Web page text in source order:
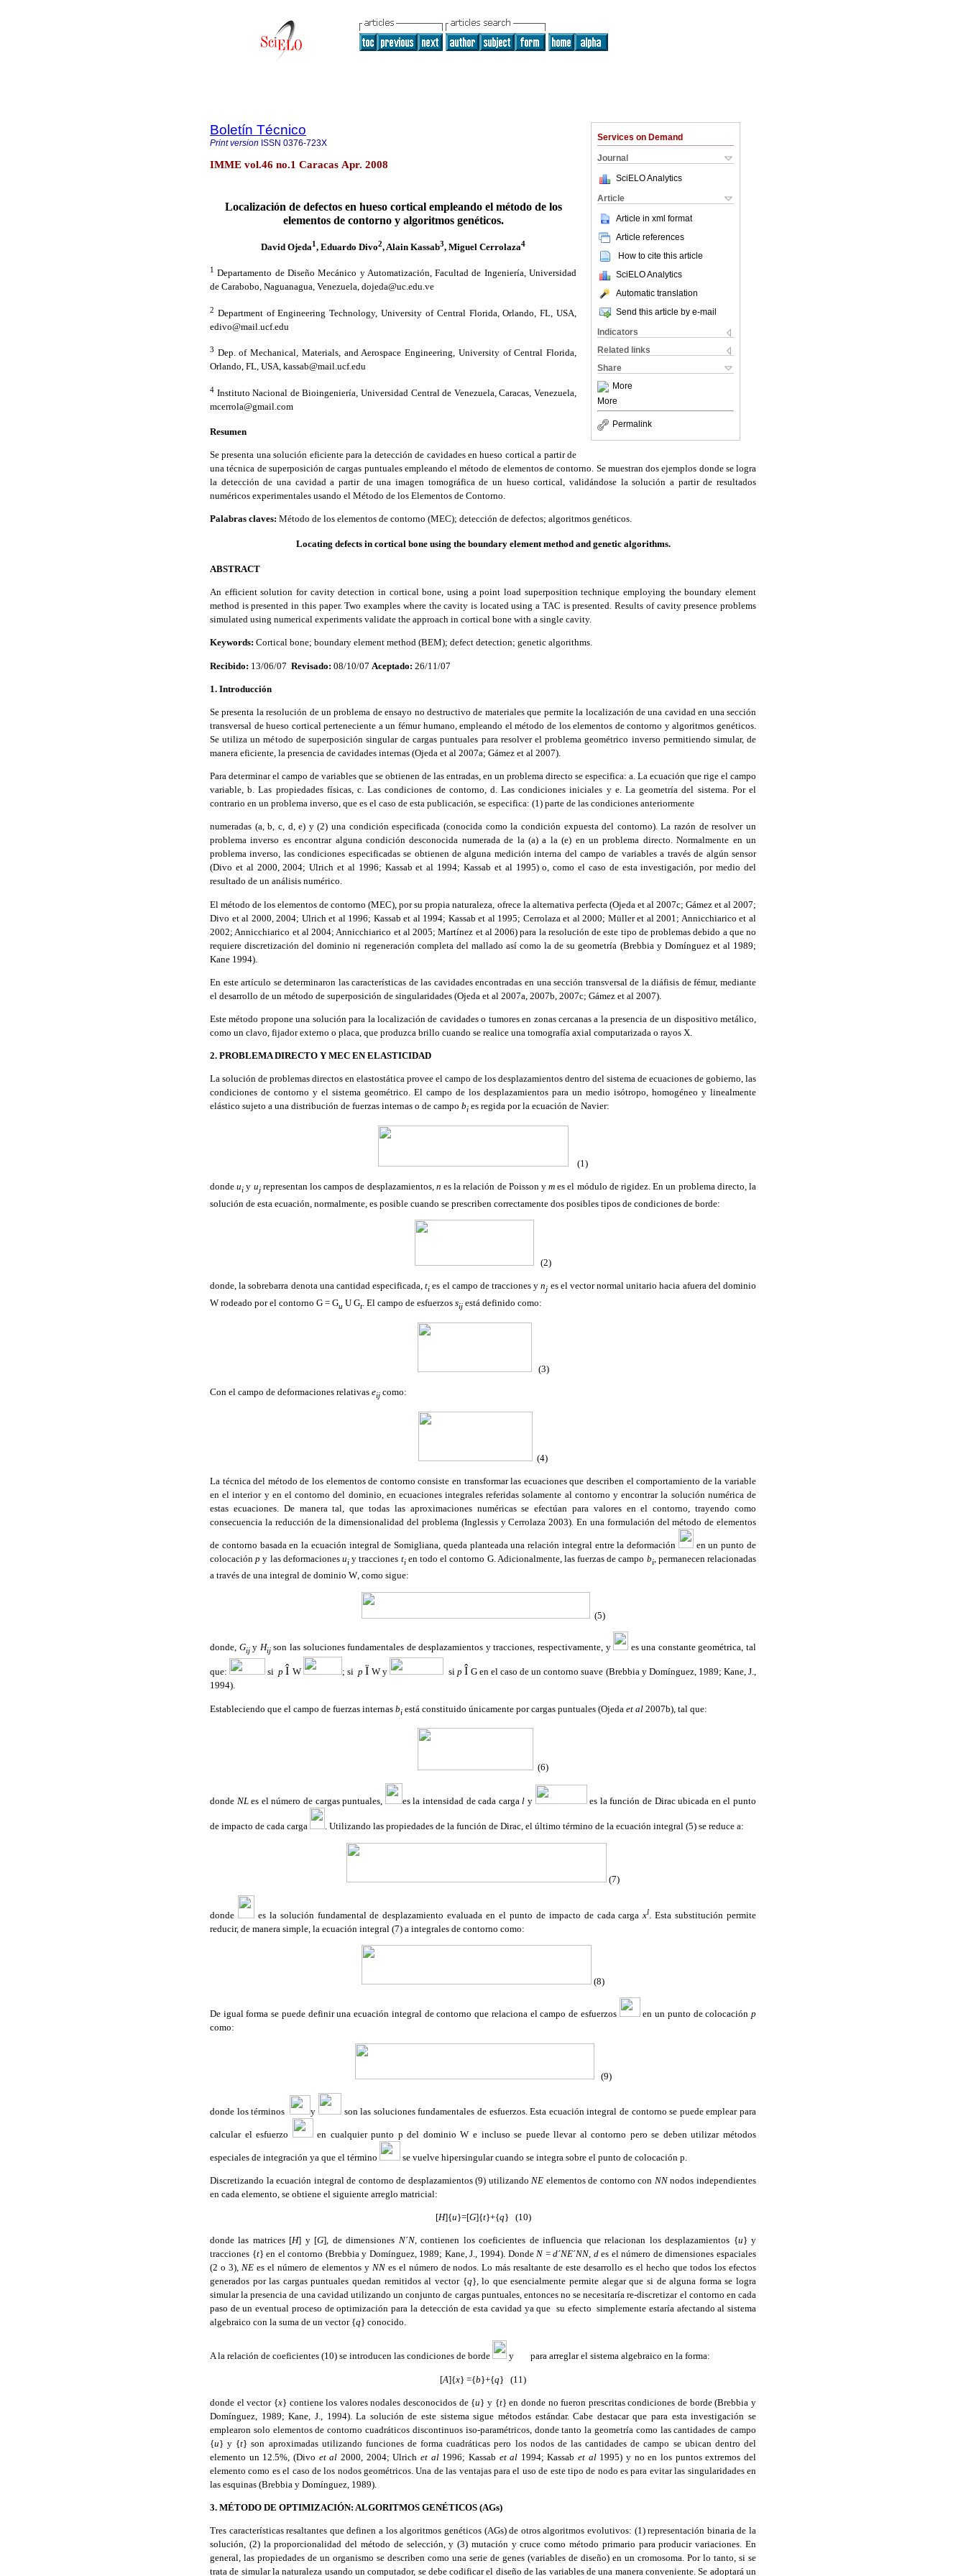
Services on Demand
Journal
SciELO Analytics
Article
Article in xml format
Article references
How to cite this article
SciELO Analytics
Automatic translation
Send this article by e-mail
Indicators
Related links
Share
More
More
Permalink
Boletín Técnico
Print version ISSN 0376-723X
IMME vol.46 no.1 Caracas Apr. 2008
Localización de defectos en hueso cortical empleando el método de los
elementos de contorno y algoritmos genéticos.
David Ojeda1, Eduardo Divo2, Alain Kassab3, Miguel Cerrolaza4
1 Departamento de Diseño Mecánico y Automatización, Facultad de Ingeniería, Universidad
de Carabobo, Naguanagua, Venezuela, dojeda@uc.edu.ve
2 Department of Engineering Technology, University of Central Florida, Orlando, FL, USA,
edivo@mail.ucf.edu
3 Dep. of Mechanical, Materials, and Aerospace Engineering, University of Central Florida,
Orlando, FL, USA, kassab@mail.ucf.edu
4 Instituto Nacional de Bioingeniería, Universidad Central de Venezuela, Caracas, Venezuela,
mcerrola@gmail.com
Resumen
Se presenta una solución eficiente para la detección de cavidades en hueso cortical a partir de
una técnica de superposición de cargas puntuales empleando el método de elementos de contorno. Se muestran dos ejemplos donde se logra
la detección de una cavidad a partir de una imagen tomográfica de un hueso cortical, validándose la solución a partir de resultados
numéricos experimentales usando el Método de los Elementos de Contorno.
Palabras claves: Método de los elementos de contorno (MEC); detección de defectos; algoritmos genéticos.
Locating defects in cortical bone using the boundary element method and genetic algorithms.
ABSTRACT
An efficient solution for cavity detection in cortical bone, using a point load superposition technique employing the boundary element
method is presented in this paper. Two examples where the cavity is located using a TAC is presented. Results of cavity presence problems
simulated using numerical experiments validate the approach in cortical bone with a single cavity.
Keywords: Cortical bone; boundary element method (BEM); defect detection; genetic algorithms.
Recibido: 13/06/07 Revisado: 08/10/07 Aceptado: 26/11/07
1. Introducción
Se presenta la resolución de un problema de ensayo no destructivo de materiales que permite la localización de una cavidad en una sección
transversal de hueso cortical perteneciente a un fémur humano, empleando el método de los elementos de contorno y algoritmos genéticos.
Se utiliza un método de superposición singular de cargas puntuales para resolver el problema geométrico inverso permitiendo simular, de
manera eficiente, la presencia de cavidades internas (Ojeda et al 2007a; Gámez et al 2007).
Para determinar el campo de variables que se obtienen de las entradas, en un problema directo se especifica: a. La ecuación que rige el campo
variable, b. Las propiedades físicas, c. Las condiciones de contorno, d. Las condiciones iniciales y e. La geometría del sistema. Por el
contrario en un problema inverso, que es el caso de esta publicación, se especifica: (1) parte de las condiciones anteriormente
numeradas (a, b, c, d, e) y (2) una condición especificada (conocida como la condición expuesta del contorno). La razón de resolver un
problema inverso es encontrar alguna condición desconocida numerada de la (a) a la (e) en un problema directo. Normalmente en un
problema inverso, las condiciones especificadas se obtienen de alguna medición interna del campo de variables a través de algún sensor
(Divo et al 2000, 2004; Ulrich et al 1996; Kassab et al 1994; Kassab et al 1995) o, como el caso de esta investigación, por medio del
resultado de un análisis numérico.
El método de los elementos de contorno (MEC), por su propia naturaleza, ofrece la alternativa perfecta (Ojeda et al 2007c; Gámez et al 2007;
Divo et al 2000, 2004; Ulrich et al 1996; Kassab et al 1994; Kassab et al 1995; Cerrolaza et al 2000; Müller et al 2001; Annicchiarico et al
2002; Annicchiarico et al 2004; Annicchiarico et al 2005; Martínez et al 2006) para la resolución de este tipo de problemas debido a que no
requiere discretización del dominio ni regeneración completa del mallado así como la de su geometría (Brebbia y Domínguez et al 1989;
Kane 1994).
En este artículo se determinaron las características de las cavidades encontradas en una sección transversal de la diáfisis de fémur, mediante
el desarrollo de un método de superposición de singularidades (Ojeda et al 2007a, 2007b, 2007c; Gámez et al 2007).
Este método propone una solución para la localización de cavidades o tumores en zonas cercanas a la presencia de un dispositivo metálico,
como un clavo, fijador externo o placa, que produzca brillo cuando se realice una tomografía axial computarizada o rayos X.
2. PROBLEMA DIRECTO Y MEC EN ELASTICIDAD
La solución de problemas directos en elastostática provee el campo de los desplazamientos dentro del sistema de ecuaciones de gobierno, las
condiciones de contorno y el sistema geométrico. El campo de los desplazamientos para un medio isótropo, homogéneo y linealmente
elástico sujeto a una distribución de fuerzas internas o de campo bi es regida por la ecuación de Navier:
(1)
dondeui y ujrepresentan los campos de desplazamientos, n es la relación de Poisson ym es el módulo de rigidez. En un problema directo, la
solución de esta ecuación, normalmente, es posible cuando se prescriben correctamente dos posibles tipos de condiciones de borde:
(2)
donde, la sobrebarra denota una cantidad especificada,ti es el campo de tracciones ynj es el vector normal unitario hacia afuera del dominio
W rodeado por el contorno G = Gu U Gt . El campo de esfuerzos sij está definido como:
(3)
Con el campo de deformaciones relativas eij como:
(4)
La técnica del método de los elementos de contorno consiste en transformar las ecuaciones que describen el comportamiento de la variable
en el interior y en el contorno del dominio, en ecuaciones integrales referidas solamente al contorno y encontrar la solución numérica de
estas ecuaciones. De manera tal, que todas las aproximaciones numéricas se efectúan para valores en el contorno, trayendo como
consecuencia la reducción de la dimensionalidad del problema (Inglessis y Cerrolaza 2003). En una formulación del método de elementos
de contorno basada en la ecuación integral de Somigliana, queda planteada una relación integral entre la deformación
en un punto de
colocación p  y las deformaciones uiy tracciones tien todo el contorno G. Adicionalmente, las fuerzas de campo bi, permanecen relacionadas
a través de una integral de dominio W, como sigue:
(5)
donde, Gijy Hijson las soluciones fundamentales de desplazamientos y tracciones, respectivamente, y es una constante geométrica, tal
que: sip Î W ; si p Ï W y si p Î G en el caso de un contorno suave (Brebbia y Domínguez, 1989; Kane, J.,
1994).
Estableciendo que el campo de fuerzas internas bi está constituido únicamente por cargas puntuales (Ojeda et al 2007b), tal que:
(6)
donde NLes el número de cargas puntuales, es la intensidad de cada cargal y es la función de Dirac ubicada en el punto
de impacto de cada carga . Utilizando las propiedades de la función de Dirac, el último término de la ecuación integral (5) se reduce a:
(7)
donde es la solución fundamental de desplazamiento evaluada en el punto de impacto de cada cargaxl
. Esta substitución permite
reducir, de manera simple, la ecuación integral (7) a integrales de contorno como:
(8)
De igual forma se puede definir una ecuación integral de contorno que relaciona el campo de esfuerzos en un punto de colocaciónp
como:
(9)
donde los términos y son las soluciones fundamentales de esfuerzos. Esta ecuación integral de contorno se puede emplear para
calcular el esfuerzo en cualquier punto p del dominioW e incluso se puede llevar al contorno pero se deben utilizar métodos
especiales de integración ya que el término se vuelve hipersingular cuando se integra sobre el punto de colocación p.
Discretizando la ecuación integral de contorno de desplazamientos (9) utilizando NE elementos de contorno con NNnodos independientes
en cada elemento, se obtiene el siguiente arreglo matricial:
[H]{u}=[G]{t}+{q} (10)
donde las matrices [H] y [G], de dimensiones N´N, contienen los coeficientes de influencia que relacionan los desplazamientos {u} y
tracciones {t} en el contorno (Brebbia y Domínguez, 1989; Kane, J., 1994). DondeN =d´NE´NN, des el número de dimensiones espaciales
(2 o 3), NEes el número de elementos y NNes el número de nodos. Lo más resaltante de este desarrollo es el hecho que todos los efectos
generados por las cargas puntuales quedan remitidos al vector {q}, lo que esencialmente permite alegar que si de alguna forma se logra
simular la presencia de una cavidad utilizando un conjunto de cargas puntuales, entonces no se necesitaría re-discretizar el contorno en cada
paso de un eventual proceso de optimización para la detección de esta cavidad yaque su efecto simplemente estaría afectando al sistema
algebraico con la suma de un vector {q} conocido.
A la relación de coeficientes (10) se introducen las condiciones de borde y para arreglar el sistema algebraico en la forma:
[A]{x} ={b}+{q} (11)
donde el vector {x} contiene los valores nodales desconocidos de {u} y {t} en donde no fueron prescritas condiciones de borde (Brebbia y
Domínguez, 1989; Kane, J., 1994). La solución de este sistema sigue métodos estándar. Cabe destacar que para esta investigación se
emplearon solo elementos de contorno cuadráticos discontinuos iso-paramétricos, donde tanto la geometría como las cantidades de campo
{u} y {t} son aproximadas utilizando funciones de forma cuadráticas pero los nodos de las cantidades de campo se ubican dentro del
elemento un 12.5%, (Divo et al 2000, 2004; Ulrich et al1996; Kassab et al 1994; Kassabet al1995) y no en los puntos extremos del
elemento como es el caso de los nodos geométricos. Una de las ventajas para el uso de este tipo de nodo es para evitar las singularidades en
las esquinas (Brebbia y Domínguez, 1989).
3. MÉTODO DE OPTIMIZACIÓN: ALGORITMOS GENÉTICOS (AGs)
Tres características resaltantes que definen a los algoritmos genéticos (AGs) de otros algoritmos evolutivos: (1) representación binaria de la
solución, (2) la proporcionalidad del método de selección, y (3) mutación y cruce como método primario para producir variaciones. En
general, las propiedades de un organismo se describen como una serie de genes (variables de diseño) en un cromosoma. Por lo tanto, si se
trata de simular la naturaleza usando un computador, se debe codificar el diseño de las variables de una manera conveniente. Se adoptará un